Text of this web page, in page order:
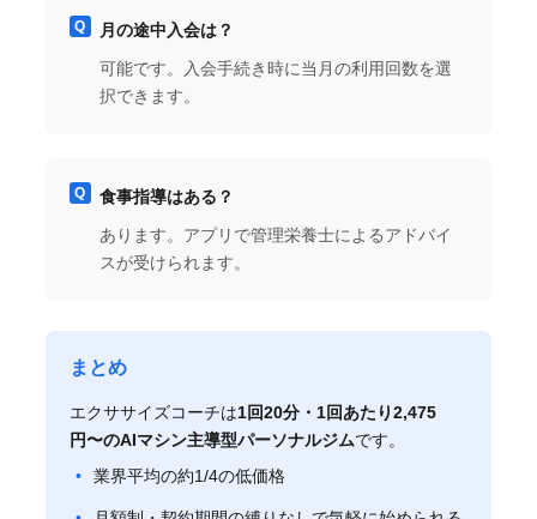
月の途中入会は？
可能です。入会手続き時に当月の利用回数を選
択できます。
食事指導はある？
あります。アプリで管理栄養士によるアドバイ
スが受けられます。
まとめ
エクササイズコーチは1回20分・1回あたり2,475
円〜のAIマシン主導型パーソナルジムです。
業界平均の約1/4の低価格